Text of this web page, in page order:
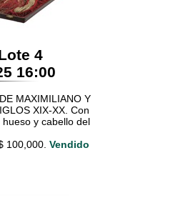
4
16:00
MAXIMILIANO Y
XIX-XX. Con
y cabello del
100,000. Vendido